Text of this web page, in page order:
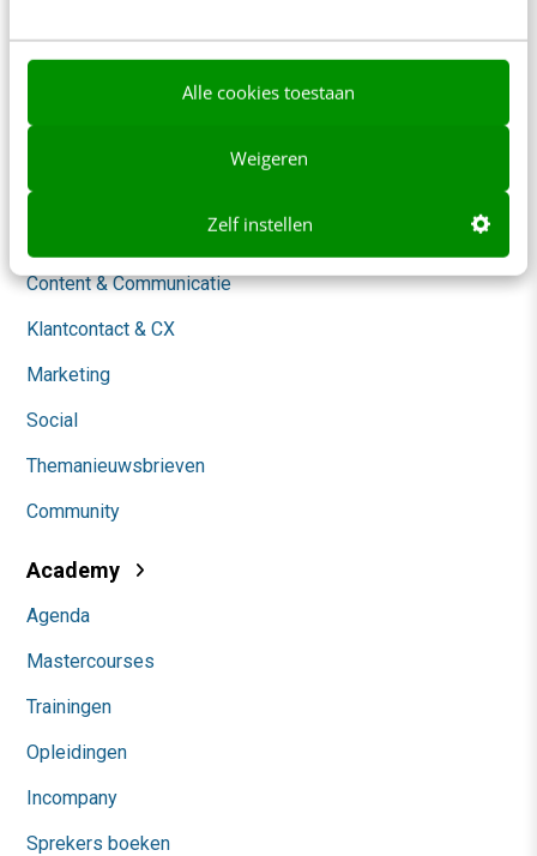
Alle cookies toestaan
Weigeren
Zelf instellen
Ons team
Whitepapers
Blog
Content & Communicatie
Klantcontact & CX
Marketing
Social
Themanieuwsbrieven
Community
Academy
Agenda
Mastercourses
Trainingen
Opleidingen
Incompany
Sprekers boeken